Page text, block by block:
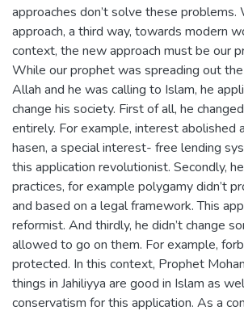
approaches don’t solve these problems.
approach, a third way, towards modern
context, the new approach must be our
While our prophet was spreading out
Allah and he was calling to Islam, he
change his society. First of all, he
entirely. For example, interest abolished
hasen, a special interest- free lending
this application revolutionist. Secondly,
practices, for example polygamy didn’t
and based on a legal framework. This
reformist. And thirdly, he didn’t change
allowed to go on them. For example,
protected. In this context, Prophet
things in Jahiliyya are good in Islam as
conservatism for this application. As a